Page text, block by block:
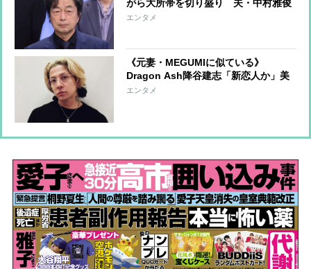
がら大所帯を切り盛り 夫・中村雅俊
の個人事務所の代表取締役も務め、公
エンタメ
《元妻・MEGUMIに似ている》
Dragon Ash降谷建志「新恋人か」美
女と水族館デート、元夫婦ともに「新
エンタメ